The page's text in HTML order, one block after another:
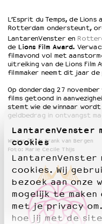
LantarenVenster
cookies
LantarenVenster
cookies. Wij
bezoek aan onze
mogelijk te
met je privacy
hoe jij met de
OVER LANTARENVENSTER
Wat we doen
Werken bij
Wie is wie
Word vriend
Historie
Partners
Huisregels
Integriteits- en
Duurzaamheid
Culturele boycot Israël
Ruimte voor artistieke
L’Esprit du Temps, de Lions
Rotterdam ondersteunt,
LantarenVenster en
de Lions Film Award.
filmavond vol met
uitreiking van de Lions Film
filmmaker neemt dit jaar de
Op donderdag 27
films getoond in
stemt wie de winnaar
geldbedrag in ontvangst
Winaar 2024: Frank van Bergen
Foto: Marie Cecile Thijs